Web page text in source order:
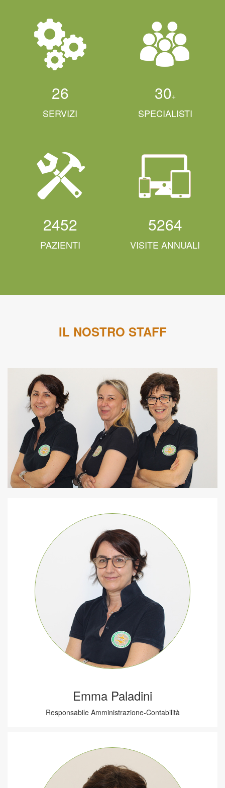
26
SERVIZI
30+
SPECIALISTI
2452
PAZIENTI
5264
VISITE ANNUALI
IL NOSTRO STAFF
Emma Paladini
Responsabile Amministrazione-Contabilità